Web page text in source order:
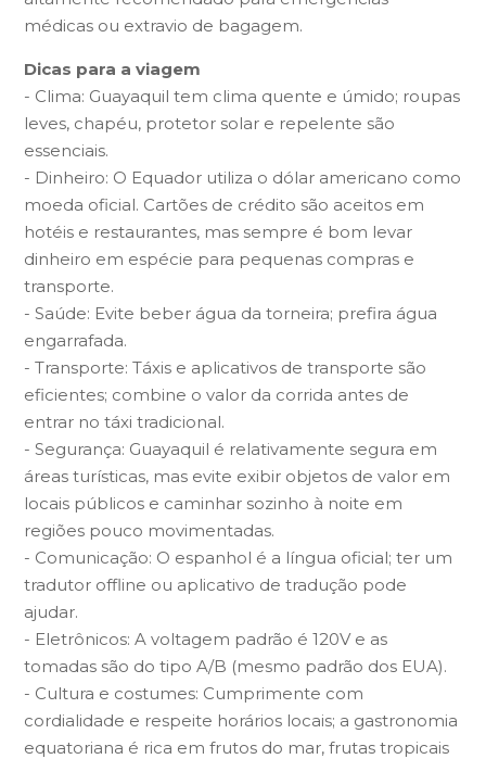
médicas ou extravio de bagagem.
Dicas para a viagem
- Clima: Guayaquil tem clima quente e úmido; roupas
leves, chapéu, protetor solar e repelente são
essenciais.
- Dinheiro: O Equador utiliza o dólar americano como
moeda oficial. Cartões de crédito são aceitos em
hotéis e restaurantes, mas sempre é bom levar
dinheiro em espécie para pequenas compras e
transporte.
- Saúde: Evite beber água da torneira; prefira água
engarrafada.
- Transporte: Táxis e aplicativos de transporte são
eficientes; combine o valor da corrida antes de
entrar no táxi tradicional.
- Segurança: Guayaquil é relativamente segura em
áreas turísticas, mas evite exibir objetos de valor em
locais públicos e caminhar sozinho à noite em
regiões pouco movimentadas.
- Comunicação: O espanhol é a língua oficial; ter um
tradutor offline ou aplicativo de tradução pode
ajudar.
- Eletrônicos: A voltagem padrão é 120V e as
tomadas são do tipo A/B (mesmo padrão dos EUA).
- Cultura e costumes: Cumprimente com
cordialidade e respeite horários locais; a gastronomia
equatoriana é rica em frutos do mar, frutas tropicais